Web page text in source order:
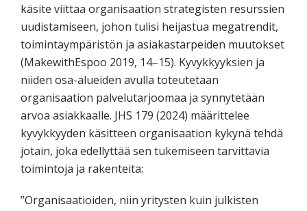
käsite viittaa organisaation strategisten resurssien
uudistamiseen, johon tulisi heijastua megatrendit,
toimintaympäristön ja asiakastarpeiden muutokset
(MakewithEspoo 2019, 14–15). Kyvykkyyksien ja
niiden osa-alueiden avulla toteutetaan
organisaation palvelutarjoomaa ja synnytetään
arvoa asiakkaalle. JHS 179 (2024) määrittelee
kyvykkyyden käsitteen organisaation kykynä tehdä
jotain, joka edellyttää sen tukemiseen tarvittavia
toimintoja ja rakenteita:
”Organisaatioiden, niin yritysten kuin julkisten